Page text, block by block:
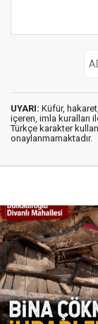
UYARI: Küfür,
içeren, imla kuralları
Türkçe karakter
onaylanmamaktadır.